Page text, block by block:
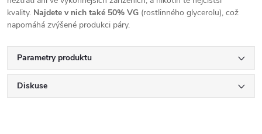
kvality. Najdete v nich také 50% VG (rostlinného glycerolu), což
napomáhá zvýšené produkci páry.
Parametry produktu
Diskuse